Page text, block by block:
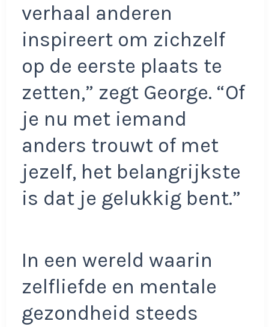
verhaal anderen
inspireert om zichzelf
op de eerste plaats te
zetten,” zegt George. “Of
je nu met iemand
anders trouwt of met
jezelf, het belangrijkste
is dat je gelukkig bent.”
In een wereld waarin
zelfliefde en mentale
gezondheid steeds